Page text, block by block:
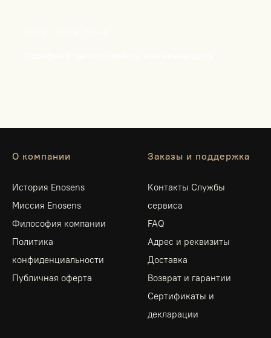
О компании
История Enosens
Миссия Enosens
Философия компании
Политика
конфиденциальности
Публичная оферта
Заказы и поддержка
Контакты Службы
сервиса
FAQ
Адрес и реквизиты
Доставка
Возврат и гарантии
Сертификаты и
декларации